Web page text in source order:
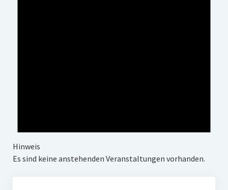
Hinweis
Es sind keine anstehenden Veranstaltungen vorhanden.